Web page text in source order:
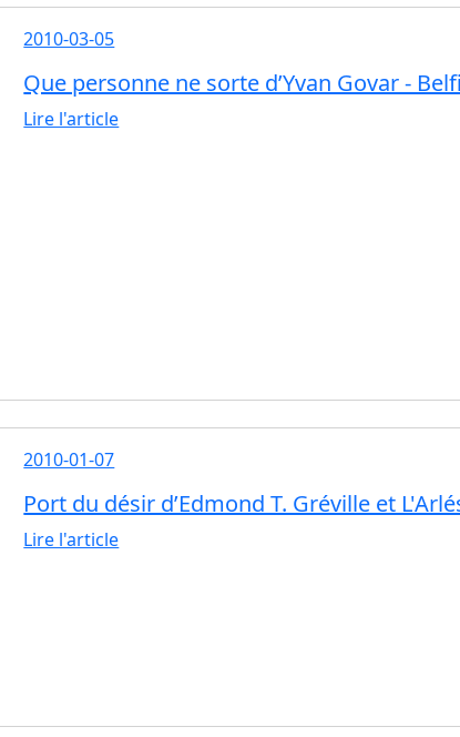
2010-03-05
Que personne ne sorte d’Yvan Govar -
Lire l'article
2010-01-07
Port du désir d’Edmond T. Gréville et
Lire l'article